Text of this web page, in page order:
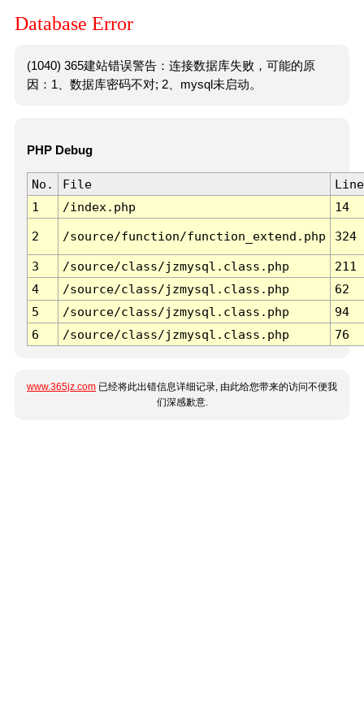
Database Error
(1040) 365建站错误警告：连接数据库失败，可能的原
因：1、数据库密码不对; 2、mysql未启动。
PHP Debug
No. File
Line
1
/index.php 14
2 /source/function/function_extend.php 324
3 /source/class/jzmysql.class.php
211
4
/source/class/jzmysql.class.php
62
5
/source/class/jzmysql.class.php
94
6
/source/class/jzmysql.class.php 76
www.365jz.com 已经将此出错信息详细记录, 由此给您带来的访问不便我
们深感歉意.